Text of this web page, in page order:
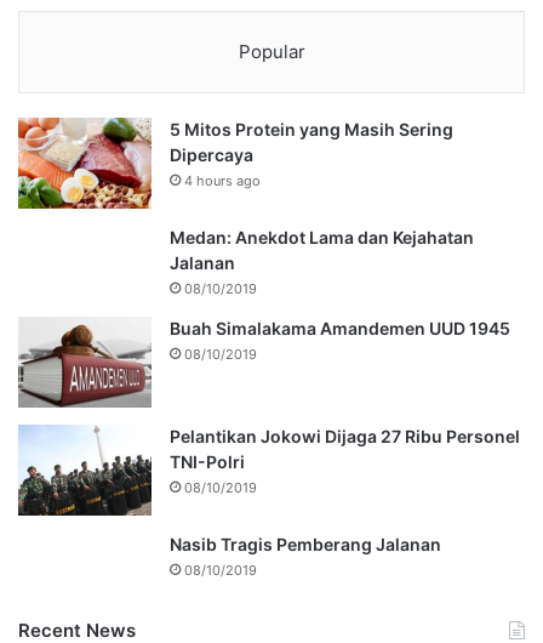
Popular
5 Mitos Protein yang Masih Sering
Dipercaya
4 hours ago
Medan: Anekdot Lama dan Kejahatan
Jalanan
08/10/2019
Buah Simalakama Amandemen UUD 1945
08/10/2019
Pelantikan Jokowi Dijaga 27 Ribu Personel
TNI-Polri
08/10/2019
Nasib Tragis Pemberang Jalanan
08/10/2019
Recent News